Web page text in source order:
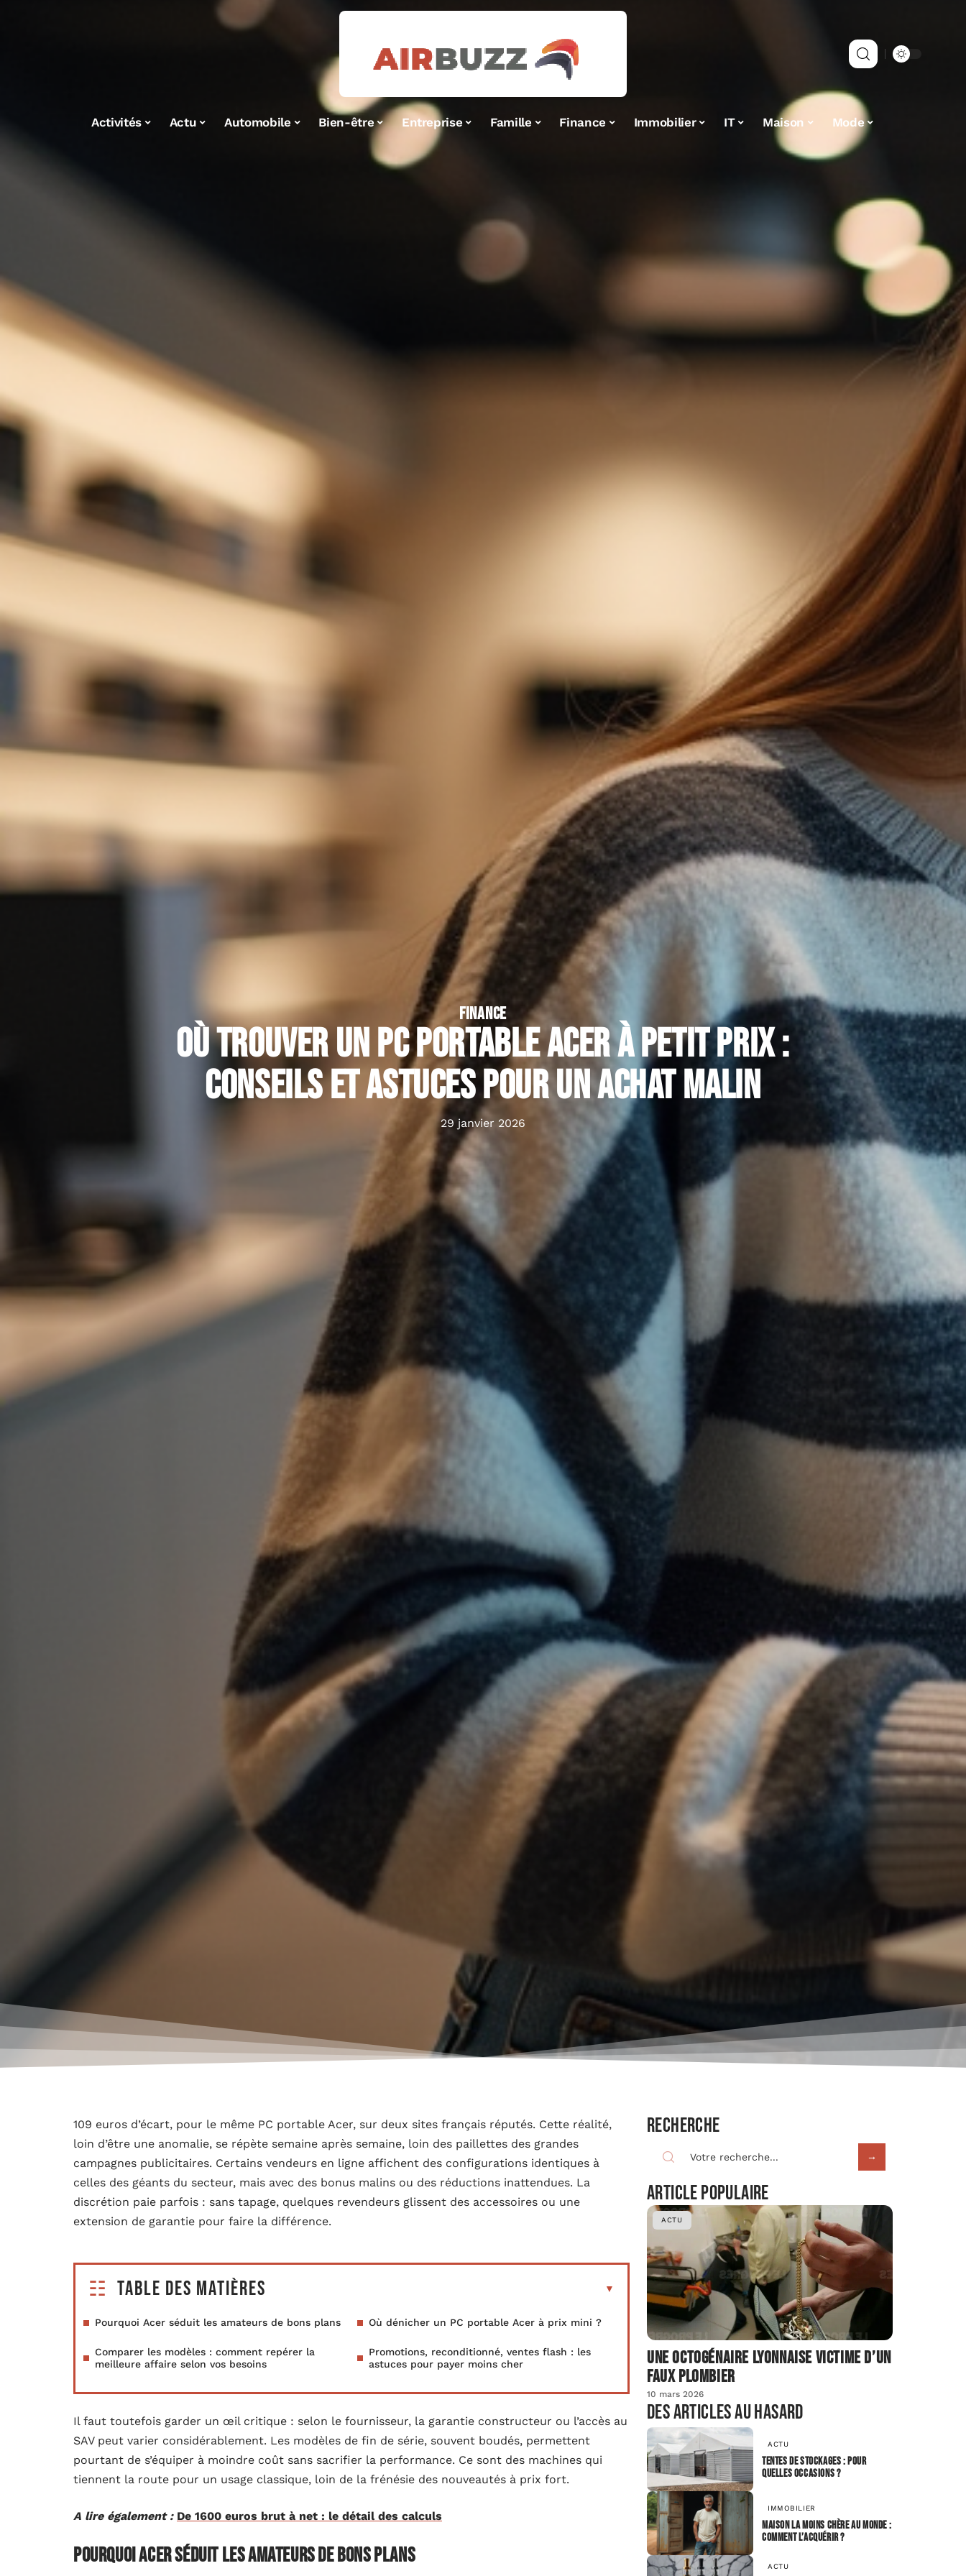
Activités Actu Automobile Bien-être Entreprise Famille Finance Immobilier IT Maison Mode
FINANCE
Où trouver un PC portable Acer à petit prix :
conseils et astuces pour un achat malin
29 janvier 2026
109 euros d’écart, pour le même PC portable Acer, sur deux sites français réputés. Cette réalité,
loin d’être une anomalie, se répète semaine après semaine, loin des paillettes des grandes
campagnes publicitaires. Certains vendeurs en ligne affichent des configurations identiques à
celles des géants du secteur, mais avec des bonus malins ou des réductions inattendues. La
discrétion paie parfois : sans tapage, quelques revendeurs glissent des accessoires ou une
extension de garantie pour faire la différence.
Table des matières
Pourquoi Acer séduit les amateurs de bons plans Où dénicher un PC portable Acer à prix mini ?
Comparer les modèles : comment repérer la
meilleure affaire selon vos besoins
Promotions, reconditionné, ventes flash : les
astuces pour payer moins cher
Il faut toutefois garder un œil critique : selon le fournisseur, la garantie constructeur ou l’accès au
SAV peut varier considérablement. Les modèles de fin de série, souvent boudés, permettent
pourtant de s’équiper à moindre coût sans sacrifier la performance. Ce sont des machines qui
tiennent la route pour un usage classique, loin de la frénésie des nouveautés à prix fort.
A lire également : De 1600 euros brut à net : le détail des calculs
Pourquoi Acer séduit les amateurs de bons plans
Recherche
Article populaire
ACTU
Une octogénaire lyonnaise victime d’un
faux plombier
10 mars 2026
Des articles au hasard
ACTU
Tentes de stockages : pour
quelles occasions ?
IMMOBILIER
Maison la moins chère au monde :
comment l’acquérir ?
ACTU